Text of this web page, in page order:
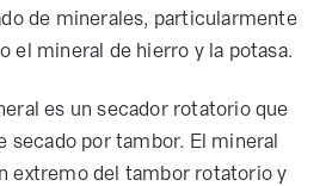
de minerales, particularmente
el mineral de hierro y la potasa.
es un secador rotatorio que
secado por tambor. El mineral
extremo del tambor rotatorio y